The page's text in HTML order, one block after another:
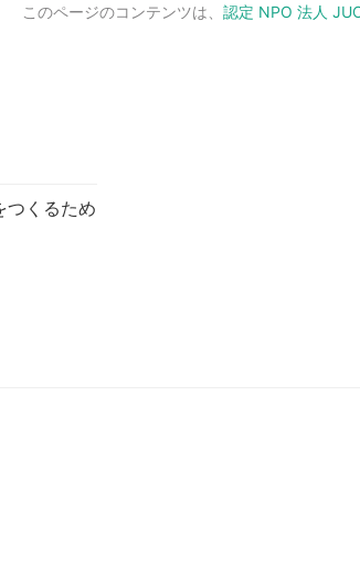
このページのコンテンツは、 認定 NPO 法人
つくるため